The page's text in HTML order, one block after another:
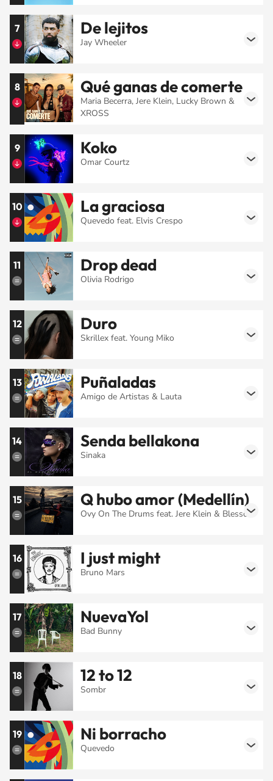
7 De lejitos
Jay Wheeler
8 Qué ganas de comerte
Maria Becerra, Jere Klein, Lucky Brown &
XROSS
9 Koko
Omar Courtz
10 La graciosa
Quevedo feat. Elvis Crespo
11 Drop dead
Olivia Rodrigo
12 Duro
Skrillex feat. Young Miko
13 Puñaladas
Amigo de Artistas & Lauta
14 Senda bellakona
Sinaka
15 Q hubo amor (Medellín)
Ovy On The Drums feat. Jere Klein & Blessd
16 I just might
Bruno Mars
17 NuevaYol
Bad Bunny
18 12 to 12
Sombr
19 Ni borracho
Quevedo